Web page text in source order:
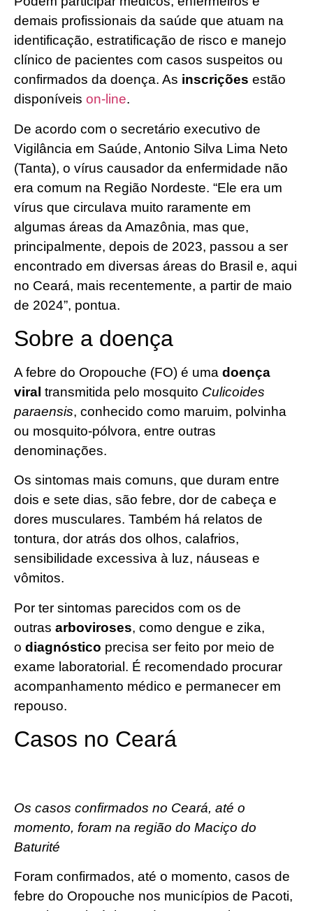
demais profissionais da saúde que atuam na
identificação, estratificação de risco e manejo
clínico de pacientes com casos suspeitos ou
confirmados da doença. As inscrições estão
disponíveis on-line.
De acordo com o secretário executivo de
Vigilância em Saúde, Antonio Silva Lima Neto
(Tanta), o vírus causador da enfermidade não
era comum na Região Nordeste. “Ele era um
vírus que circulava muito raramente em
algumas áreas da Amazônia, mas que,
principalmente, depois de 2023, passou a ser
encontrado em diversas áreas do Brasil e, aqui
no Ceará, mais recentemente, a partir de maio
de 2024”, pontua.
Sobre a doença
A febre do Oropouche (FO) é uma doença
viral transmitida pelo mosquito Culicoides
paraensis, conhecido como maruim, polvinha
ou mosquito-pólvora, entre outras
denominações.
Os sintomas mais comuns, que duram entre
dois e sete dias, são febre, dor de cabeça e
dores musculares. Também há relatos de
tontura, dor atrás dos olhos, calafrios,
sensibilidade excessiva à luz, náuseas e
vômitos.
Por ter sintomas parecidos com os de
outras arboviroses, como dengue e zika,
o diagnóstico precisa ser feito por meio de
exame laboratorial. É recomendado procurar
acompanhamento médico e permanecer em
repouso.
Casos no Ceará
Os casos confirmados no Ceará, até o
momento, foram na região do Maciço do
Baturité
Foram confirmados, até o momento, casos de
febre do Oropouche nos municípios de Pacoti,